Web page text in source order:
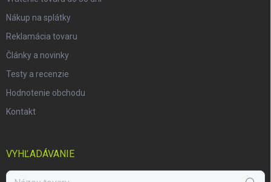
Nákup na splátky
Reklamácia tovaru
Články a novinky
Testy a recenzie
Hodnotenie obchodu
Kontakt
VYHĽADÁVANIE